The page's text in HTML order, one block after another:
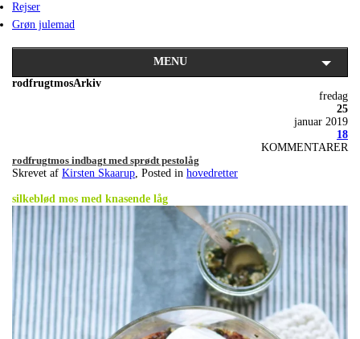
Rejser
Grøn julemad
MENU
rodfrugtmosArkiv
fredag
25
januar 2019
18
KOMMENTARER
rodfrugtmos indbagt med sprødt pestolåg
Skrevet af Kirsten Skaarup, Posted in hovedretter
silkeblød mos med knasende låg